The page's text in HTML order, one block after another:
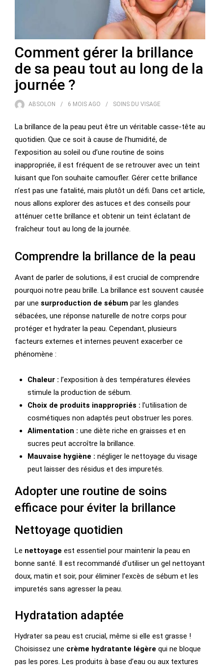
Comment gérer la brillance
de sa peau tout au long de la
journée ?
ABSOLON 6 MOIS AGO SOINS DU VISAGE
La brillance de la peau peut être un véritable casse-tête au
quotidien. Que ce soit à cause de l’humidité, de
l’exposition au soleil ou d’une routine de soins
inappropriée, il est fréquent de se retrouver avec un teint
luisant que l’on souhaite camoufler. Gérer cette brillance
n’est pas une fatalité, mais plutôt un défi. Dans cet article,
nous allons explorer des astuces et des conseils pour
atténuer cette brillance et obtenir un teint éclatant de
fraîcheur tout au long de la journée.
Comprendre la brillance de la peau
Avant de parler de solutions, il est crucial de comprendre
pourquoi notre peau brille. La brillance est souvent causée
par une surproduction de sébum par les glandes
sébacées, une réponse naturelle de notre corps pour
protéger et hydrater la peau. Cependant, plusieurs
facteurs externes et internes peuvent exacerber ce
phénomène :
Chaleur : l’exposition à des températures élevées
stimule la production de sébum.
Choix de produits inappropriés : l’utilisation de
cosmétiques non adaptés peut obstruer les pores.
Alimentation : une diète riche en graisses et en
sucres peut accroître la brillance.
Mauvaise hygiène : négliger le nettoyage du visage
peut laisser des résidus et des impuretés.
Adopter une routine de soins
efficace pour éviter la brillance
Nettoyage quotidien
Le nettoyage est essentiel pour maintenir la peau en
bonne santé. Il est recommandé d’utiliser un gel nettoyant
doux, matin et soir, pour éliminer l’excès de sébum et les
impuretés sans agresser la peau.
Hydratation adaptée
Hydrater sa peau est crucial, même si elle est grasse !
Choisissez une crème hydratante légère qui ne bloque
pas les pores. Les produits à base d’eau ou aux textures